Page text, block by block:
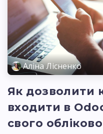
Аліна Лісненко
Як дозволити
входити в
свого